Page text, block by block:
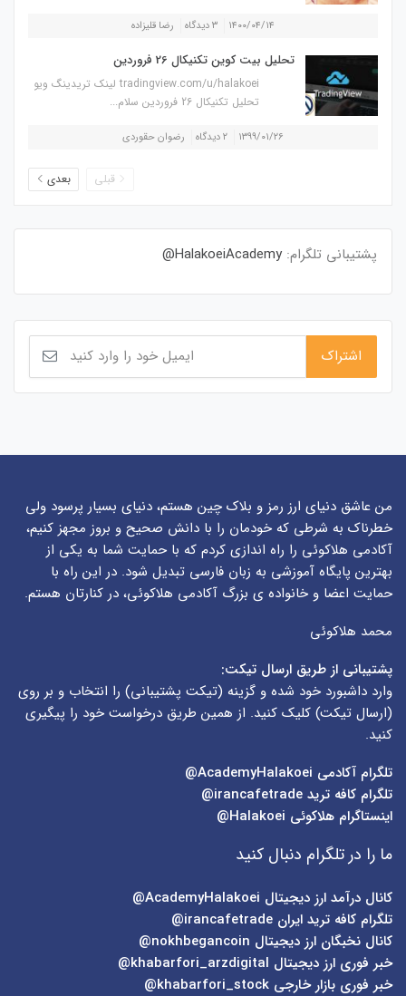
۱۴۰۰/۰۴/۱۴ ۳ دیدگاه رضا قلیزاده
تحلیل بیت کوین تکنیکال 26 فروردین
tradingview.com/u/halakoei لینک تریدینگ ویو
تحلیل تکنیکال 26 فروردین سلام...
۱۳۹۹/۰۱/۲۶ ۲ دیدگاه رضوان حقوردی
قبلی بعدی
پشتیبانی تلگرام: HalakoeiAcademy@
من عاشق دنیای ارز رمز و بلاک چین هستم، دنیای بسیار پرسود ولی
خطرناک به شرطی که خودمان را با دانش صحیح و بروز مجهز کنیم،
آکادمی هلاکوئی را راه اندازی کردم که با حمایت شما به یکی از
بهترین پایگاه آموزشی به زبان فارسی تبدیل شود. در این راه با
حمایت اعضا و خانواده ی بزرگ آکادمی هلاکوئی، در کنارتان هستم.
محمد هلاکوئی
پشتیبانی از طریق ارسال تیکت:
وارد داشبورد خود شده و گزینه (تیکت پشتیبانی) را انتخاب و بر روی
(ارسال تیکت) کلیک کنید. از همین طریق درخواست خود را پیگیری
کنید.
تلگرام آکادمی
تلگرام کافه ترید irancafetrade@
اینستاگرام هلاکوئی Halakoei@
ما را در تلگرام دنبال کنید
کانال درآمد ارز دیجیتال AcademyHalakoei@
تلگرام کافه ترید ایران irancafetrade@
کانال نخبگان ارز دیجیتال nokhbegancoin@
خبر فوری ارز دیجیتال khabarfori_arzdigital@
خبر فوری بازار خارجی khabarfori_stock@